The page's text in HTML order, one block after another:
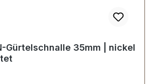
Gürtelschnalle 35mm | nickel